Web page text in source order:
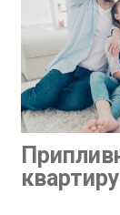
квартиру